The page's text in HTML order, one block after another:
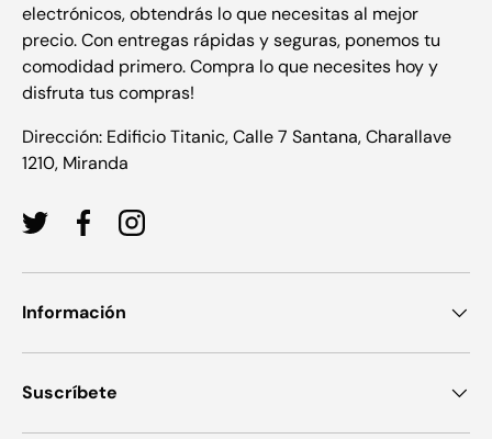
electrónicos, obtendrás lo que necesitas al mejor
precio. Con entregas rápidas y seguras, ponemos tu
comodidad primero. Compra lo que necesites hoy y
disfruta tus compras!
Dirección: Edificio Titanic, Calle 7 Santana, Charallave
1210, Miranda
TwitterFacebookInstagram
Información
Suscríbete